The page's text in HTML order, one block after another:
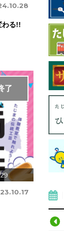
わる!!
了